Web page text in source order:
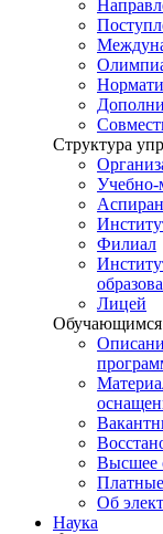
Структура
Учебно-
Филиал
Лицей
Обучающимся
Высшее
Платные
Об
Наука